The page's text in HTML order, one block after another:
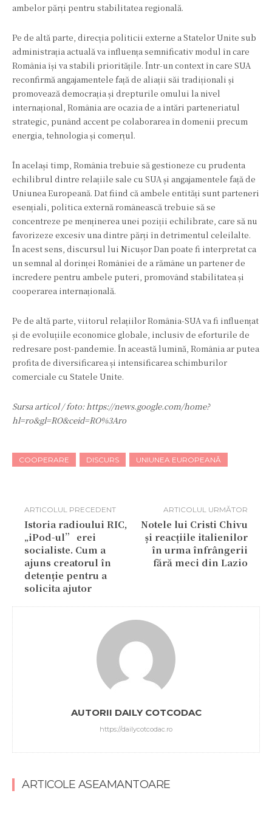
ambelor părți pentru stabilitatea regională.
Pe de altă parte, direcția politicii externe a Statelor Unite sub
administrația actuală va influența semnificativ modul în care
România își va stabili prioritățile. Într-un context în care SUA
reconfirmă angajamentele față de aliații săi tradiționali și
promovează democrația și drepturile omului la nivel
internațional, România are ocazia de a întări parteneriatul
strategic, punând accent pe colaborarea în domenii precum
energia, tehnologia și comerțul.
În același timp, România trebuie să gestioneze cu prudenta
echilibrul dintre relațiile sale cu SUA și angajamentele față de
Uniunea Europeană. Dat fiind că ambele entități sunt parteneri
esențiali, politica externă românească trebuie să se
concentreze pe menținerea unei poziții echilibrate, care să nu
favorizeze excesiv una dintre părți în detrimentul celeilalte.
În acest sens, discursul lui Nicușor Dan poate fi interpretat ca
un semnal al dorinței României de a rămâne un partener de
încredere pentru ambele puteri, promovând stabilitatea și
cooperarea internațională.
Pe de altă parte, viitorul relațiilor România-SUA va fi influențat
și de evoluțiile economice globale, inclusiv de eforturile de
redresare post-pandemie. În această lumină, România ar putea
profita de diversificarea și intensificarea schimburilor
comerciale cu Statele Unite.
Sursa articol / foto: https://news.google.com/home?
hl=ro&gl=RO&ceid=RO%3Aro
COOPERARE DISCURS UNIUNEA EUROPEANĂ
ARTICOLUL PRECEDENT
Istoria radioului RIC,
„iPod-ul” erei
socialiste. Cum a
ajuns creatorul în
detenție pentru a
solicita ajutor
ARTICOLUL URMĂTOR
Notele lui Cristi Chivu
și reacțiile italienilor
în urma înfrângerii
fără meci din Lazio
AUTORII DAILY COTCODAC
https://dailycotcodac.ro
ARTICOLE ASEAMANTOARE